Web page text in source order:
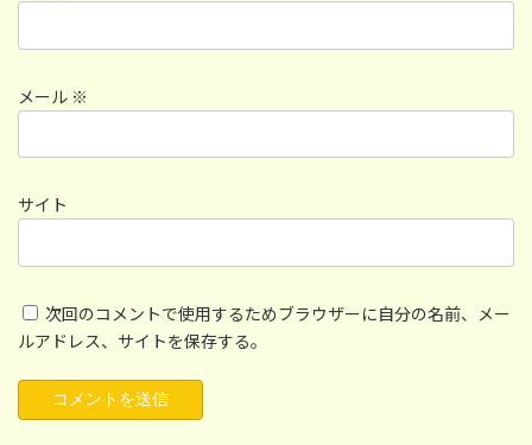
メール ※
サイト
次回のコメントで使用するためブラウザーに自分の名前、メー
ルアドレス、サイトを保存する。